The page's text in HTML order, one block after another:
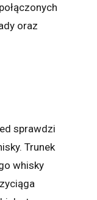
oraz
sprawdzi
Trunek
whisky